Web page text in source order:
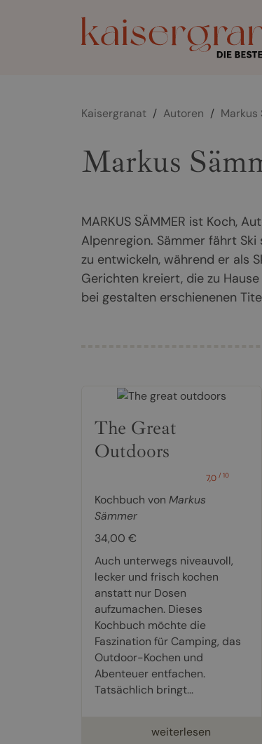
Kaisergranat / Autoren / Markus
Markus
MARKUS SÄMMER ist Koch,
Alpenregion. Sämmer fährt
zu entwickeln, während er als
Gerichten kreiert, die zu
bei gestalten erschienenen
The Great
Outdoors
7,0/ 10
Kochbuch von Markus
Sämmer
34,00 €
Auch unterwegs niveauvoll,
lecker und frisch kochen
anstatt nur Dosen
aufzumachen. Dieses
Kochbuch möchte die
Faszination für Camping, das
Outdoor-Kochen und
Abenteuer entfachen.
Tatsächlich bringt...
weiterlesen